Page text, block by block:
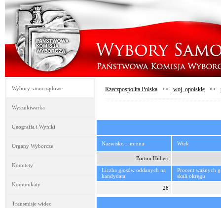
Wybory samorządowe
Wyszukiwarka
Geografia i Wyniki
Organy Wyborcze
Komitety
Komunikaty
Transmisje wideo
Rzeczpospolita Polska >> woj. opolskie >>
Nazwisko i imiona Wiek
Barton Hubert
Liczba głosów oddanych na
kandydata
Procent ważnych
skali okręgu
28